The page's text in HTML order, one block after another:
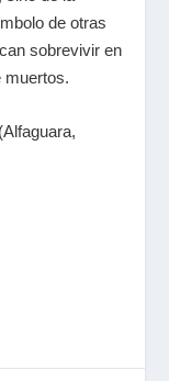
de otras
sobrevivir en
muertos.